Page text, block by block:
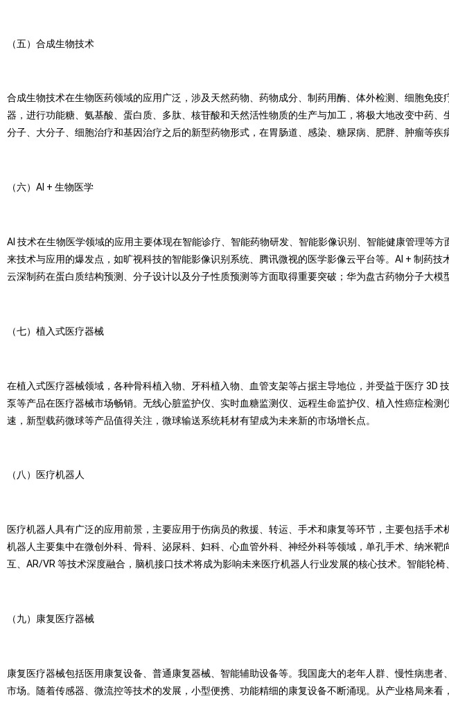
（五）合成生物技术
合成生物技术在生物医药领域的应用广泛，涉及天然药物、药物成分、制药用酶、体外检测、细胞免
器，进行功能糖、氨基酸、蛋白质、多肽、核苷酸和天然活性物质的生产与加工，将极大地改变中药
分子、大分子、细胞治疗和基因治疗之后的新型药物形式，在胃肠道、感染、糖尿病、肥胖、肿瘤等疾
（六）AI + 生物医学
AI 技术在生物医学领域的应用主要体现在智能诊疗、智能药物研发、智能影像识别、智能健康管理等
来技术与应用的爆发点，如旷视科技的智能影像识别系统、腾讯微视的医学影像云平台等。AI + 制药
云深制药在蛋白质结构预测、分子设计以及分子性质预测等方面取得重要突破；华为盘古药物分子大模
（七）植入式医疗器械
在植入式医疗器械领域，各种骨科植入物、牙科植入物、血管支架等占据主导地位，并受益于医疗 3D
泵等产品在医疗器械市场畅销。无线心脏监护仪、实时血糖监测仪、远程生命监护仪、植入性癌症检
速，新型载药微球等产品值得关注，微球输送系统耗材有望成为未来新的市场增长点。
（八）医疗机器人
医疗机器人具有广泛的应用前景，主要应用于伤病员的救援、转运、手术和康复等环节，主要包括手
机器人主要集中在微创外科、骨科、泌尿科、妇科、心血管外科、神经外科等领域，单孔手术、纳米
互、AR/VR 等技术深度融合，脑机接口技术将成为影响未来医疗机器人行业发展的核心技术。智能轮
（九）康复医疗器械
康复医疗器械包括医用康复设备、普通康复器械、智能辅助设备等。我国庞大的老年人群、慢性病患
市场。随着传感器、微流控等技术的发展，小型便携、功能精细的康复设备不断涌现。从产业格局来